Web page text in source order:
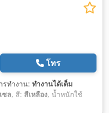
โทร
รทำงาน: ทำงานได้เต็ม
ซล, สี: สีเหลือง, น้ำหนักใช้
ที่ผลิต: